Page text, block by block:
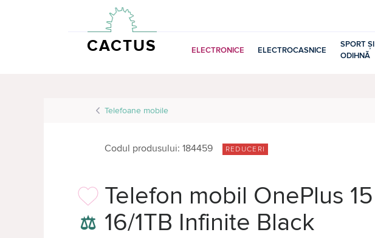
CACTUS ELECTRONICE ELECTROCASNICE
SPORT ȘI
ODIHNĂ
Telefoane mobile
Codul produsului: 184459 REDUCERI
⚖
Telefon mobil OnePlus 15
16/1TB Infinite Black